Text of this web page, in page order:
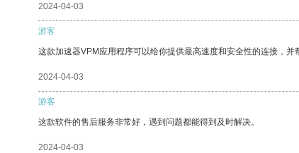
2024-04-03
游客
这款加速器VPM应用程序可以给你提供最高速度和安全性的连接，并
2024-04-03
游客
这款软件的售后服务非常好，遇到问题都能得到及时解决。
2024-04-03